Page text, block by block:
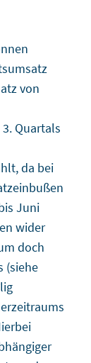
von
Quartals
da bei
Juni
wider
doch
(siehe